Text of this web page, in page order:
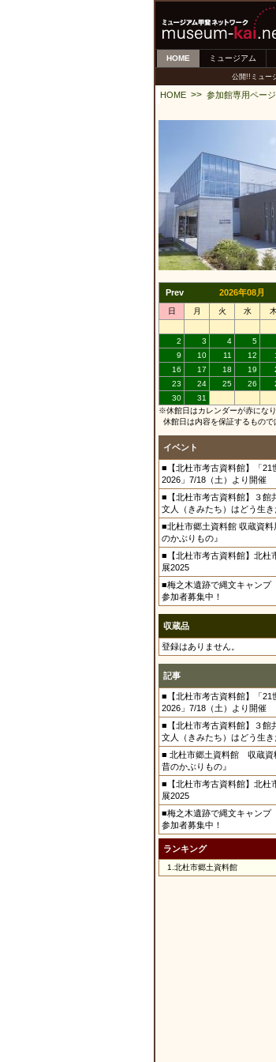
HOME ミュージアム
公開!!ミュー
HOME >> 参加館専用ページ
Prev 2026年08月
日 月 火 水
2
3 4 5
9
10 11 12
16
17 18 19
23
24 25 26
30
31
※休館日はカレンダーが赤になり
休館日は内容を保証するもので
イベント
■【北杜市考古資料館】「21
2026」7/18（土）より開催
■【北杜市考古資料館】３館
文人（きみたち）はどう生
■北杜市郷土資料館 収蔵資
のかぶりもの』
■【北杜市考古資料館】北杜
展2025
■梅之木遺跡で縄文キャンプ
参加者募集中！
収蔵品
登録はありません。
記事
■【北杜市考古資料館】「21
2026」7/18（土）より開催
■【北杜市考古資料館】３館
文人（きみたち）はどう生
■ 北杜市郷土資料館 収蔵資
昔のかぶりもの』
■【北杜市考古資料館】北杜
展2025
■梅之木遺跡で縄文キャンプ
参加者募集中！
ランキング
1. 北杜市郷土資料館